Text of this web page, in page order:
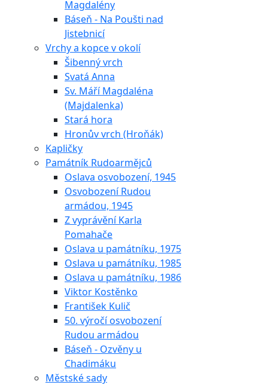
Magdalény
Báseň - Na Poušti nad
Jistebnicí
Vrchy a kopce v okolí
Šibenný vrch
Svatá Anna
Sv. Máří Magdaléna
(Majdalenka)
Stará hora
Hronův vrch (Hroňák)
Kapličky
Památník Rudoarmějců
Oslava osvobození, 1945
Osvobození Rudou
armádou, 1945
Z vyprávění Karla
Pomahače
Oslava u památníku, 1975
Oslava u památníku, 1985
Oslava u památníku, 1986
Viktor Kostěnko
František Kulič
50. výročí osvobození
Rudou armádou
Báseň - Ozvěny u
Chadimáku
Městské sady